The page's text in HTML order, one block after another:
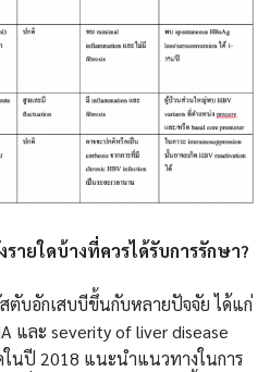
รายใดบ้างที่ควรได้รับการรักษา?
สตับอักเสบบีขึ้นกับหลายปัจจัย ได้แก่
และ severity of liver disease
ในปี 2018 แนะนำแนวทางในการ